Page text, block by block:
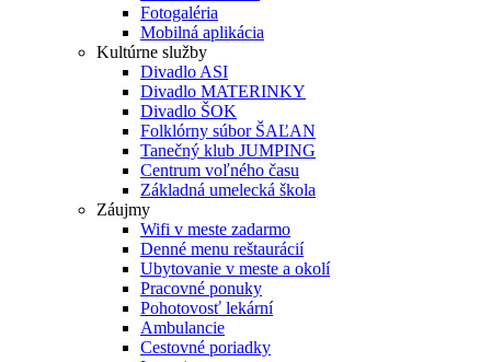
Fotogaléria
Mobilná aplikácia
Kultúrne služby
Divadlo ASI
Divadlo MATERINKY
Divadlo ŠOK
Folklórny súbor ŠAĽAN
Tanečný klub JUMPING
Centrum voľného času
Základná umelecká škola
Záujmy
Wifi v meste zadarmo
Denné menu reštaurácií
Ubytovanie v meste a okolí
Pracovné ponuky
Pohotovosť lekární
Ambulancie
Cestovné poriadky